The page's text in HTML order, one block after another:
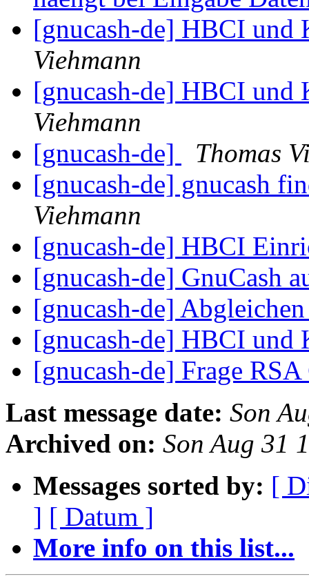
[gnucash-de] HBCI und
Viehmann
[gnucash-de] HBCI und
Viehmann
[gnucash-de]
Thomas
[gnucash-de] gnucash
Viehmann
[gnucash-de] HBCI
[gnucash-de] GnuCash
[gnucash-de]
[gnucash-de] HBCI und
[gnucash-de] Frage
Last message date: Son
Archived on: Son Aug 31
Messages sorted by: [
] [ Datum ]
More info on this list...